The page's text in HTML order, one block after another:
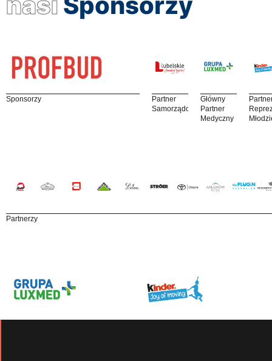
Sponsorzy
Partner
Samorządowy
Główny
Partner
Medyczny
Partnerzy